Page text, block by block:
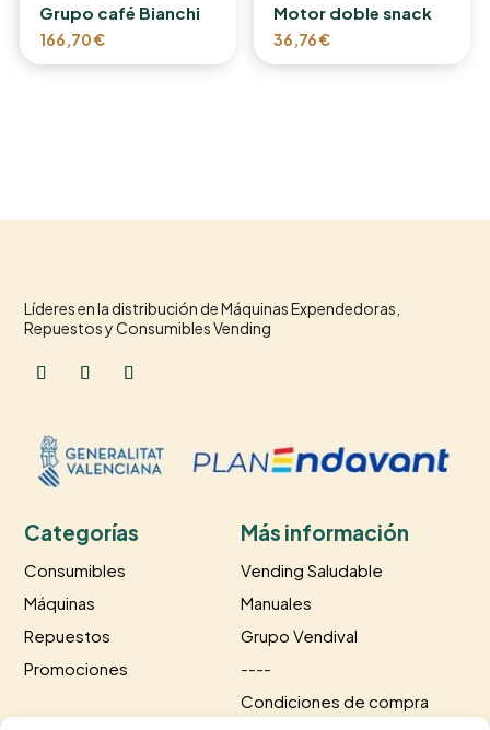
Grupo café Bianchi
166,70€
Motor doble snack
36,76€
Líderes en la distribución de Máquinas Expendedoras,
Repuestos y Consumibles Vending
Categorías
Consumibles
Máquinas
Repuestos
Promociones
Más información
Vending Saludable
Manuales
Grupo Vendival
----
Condiciones de compra